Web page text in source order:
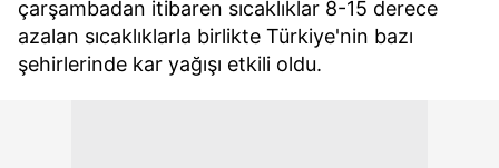
çarşambadan itibaren sıcaklıklar 8-15 derece
azalan sıcaklıklarla birlikte Türkiye'nin bazı
şehirlerinde kar yağışı etkili oldu.